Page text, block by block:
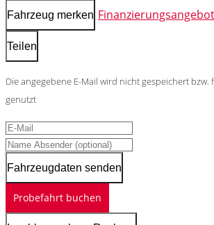
Fahrzeug merken Finanzierungsangebot
Teilen
Die angegebene E-Mail wird nicht gespeichert bzw.
genutzt
Fahrzeugdaten senden
Probefahrt buchen